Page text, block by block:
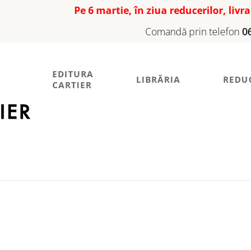
Pe 6 martie, în ziua reducerilor,
Comandă prin telefon
EDITURA
CARTIER
LIBRĂRIA